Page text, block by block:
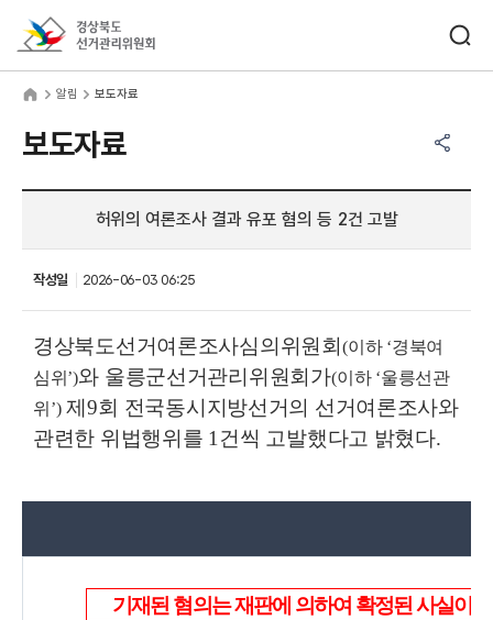
알림 보도자료
보도자료
허위의 여론조사 결과 유포 혐의 등 2건 고발
작성일 2026-06-03 06:25
경상북도선거여론조사심의위원회 (이하 ‘경북여
심위 ’)와 울릉군선거관리위원회가(이하 ‘울릉선관
위 ’) 제9회 전국동시지방선거의 선거여론조사와
관련한 위법행위를 1 건씩 고발했다고 밝혔다.